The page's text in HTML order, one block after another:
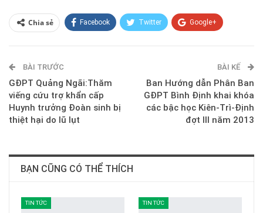
Chia sẻ Facebook Twitter Google+
E-mail
BÀI TRƯỚC
GĐPT Quảng Ngãi:Thăm
viếng cứu trợ khẩn cấp
Huynh trưởng Đoàn sinh bị
thiệt hại do lũ lụt
BÀI KẾ
Ban Hướng dẫn Phân Ban
GĐPT Bình Định khai khóa
các bậc học Kiên-Trì-Định
đợt III năm 2013
BẠN CŨNG CÓ THỂ THÍCH
TIN TỨC TIN TỨC